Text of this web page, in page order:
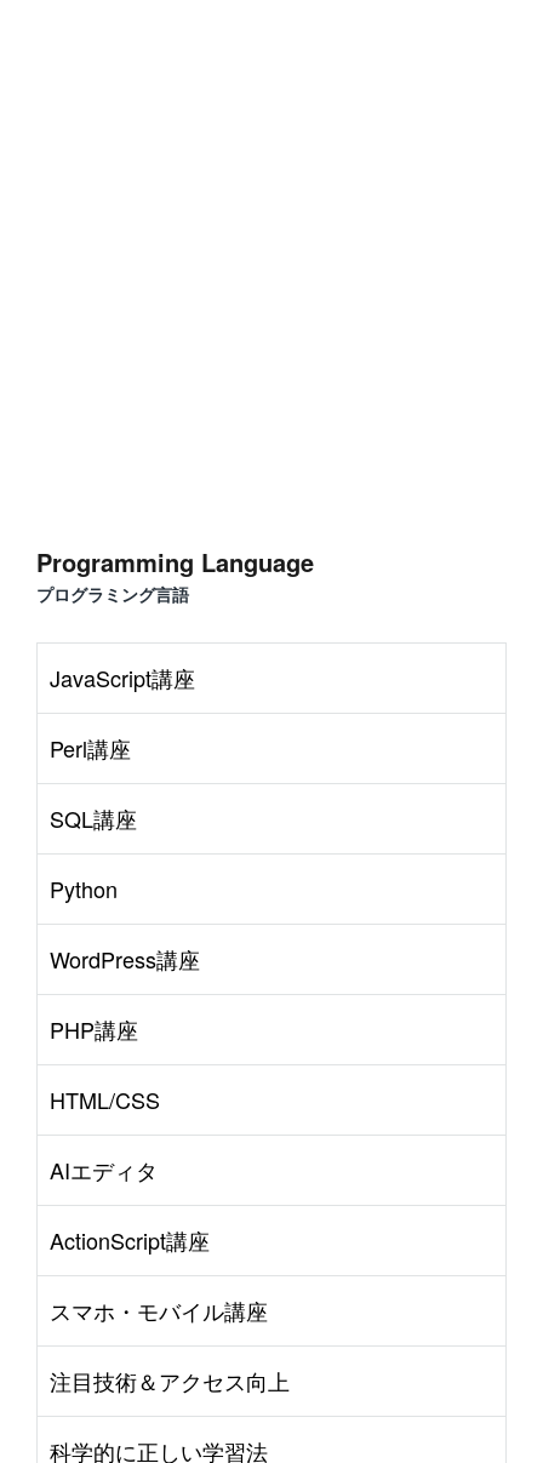
Programming Language
プログラミング言語
JavaScript講座
Perl講座
SQL講座
Python
WordPress講座
PHP講座
HTML/CSS
AIエディタ
ActionScript講座
スマホ・モバイル講座
注目技術＆アクセス向上
科学的に正しい学習法